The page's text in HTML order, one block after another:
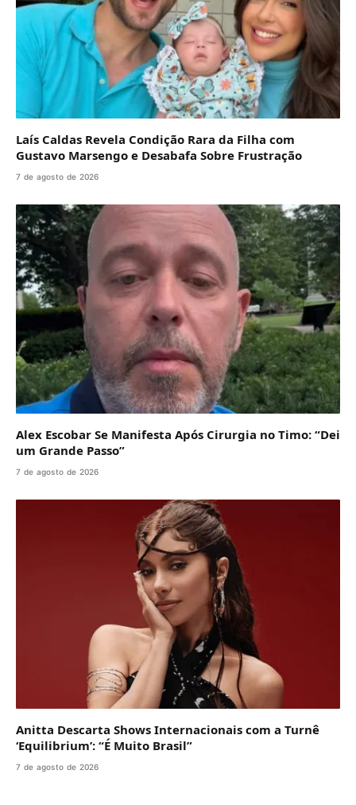
Laís Caldas Revela Condição Rara da Filha com
Gustavo Marsengo e Desabafa Sobre Frustração
7 de agosto de 2026
Alex Escobar Se Manifesta Após Cirurgia no Timo: “Dei
um Grande Passo”
7 de agosto de 2026
Anitta Descarta Shows Internacionais com a Turnê
‘Equilibrium’: “É Muito Brasil”
7 de agosto de 2026